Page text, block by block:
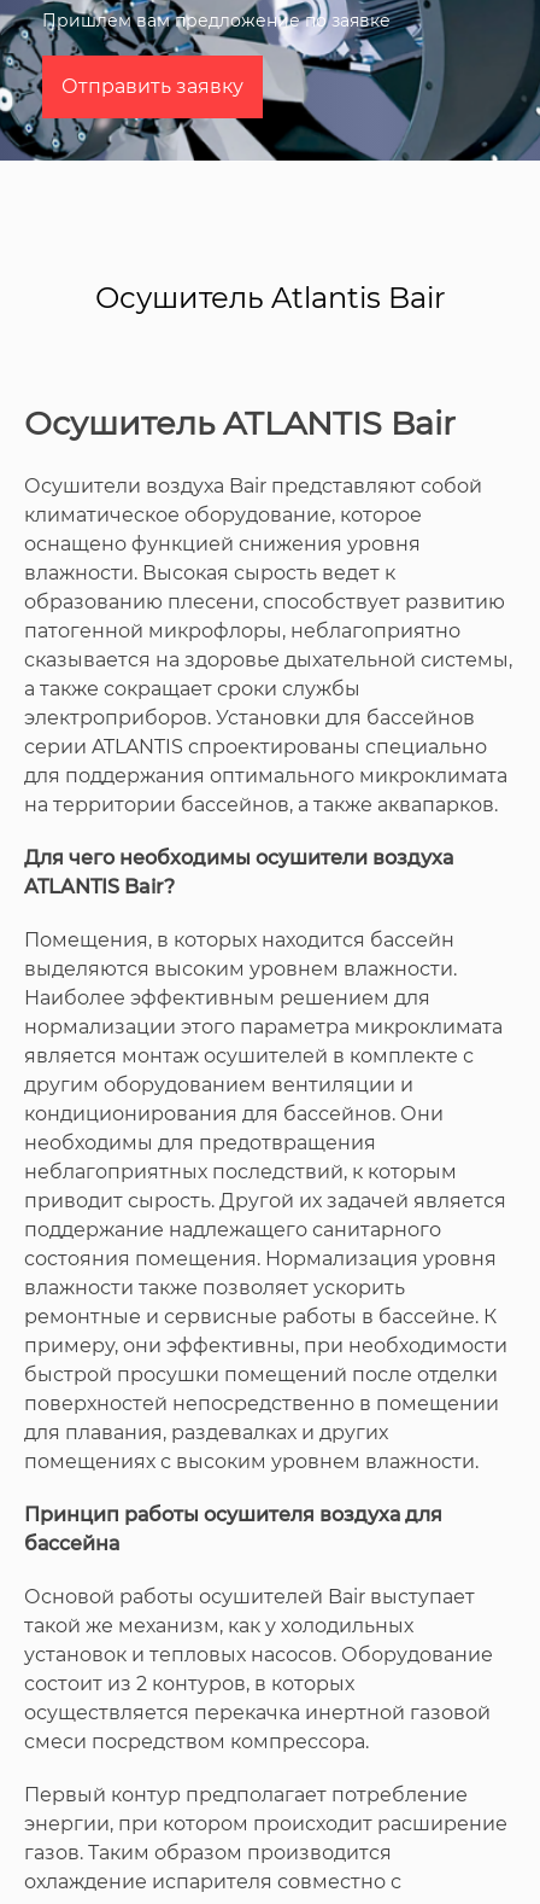
Пришлем вам предложение по заявке
Отправить заявку
Осушитель Atlantis Bair
Осушитель ATLANTIS Bair
Осушители воздуха Bair представляют собой
климатическое оборудование, которое
оснащено функцией снижения уровня
влажности. Высокая сырость ведет к
образованию плесени, способствует развитию
патогенной микрофлоры, неблагоприятно
сказывается на здоровье дыхательной системы,
а также сокращает сроки службы
электроприборов. Установки для бассейнов
серии ATLANTIS спроектированы специально
для поддержания оптимального микроклимата
на территории бассейнов, а также аквапарков.
Для чего необходимы осушители воздуха
ATLANTIS Bair?
Помещения, в которых находится бассейн
выделяются высоким уровнем влажности.
Наиболее эффективным решением для
нормализации этого параметра микроклимата
является монтаж осушителей в комплекте с
другим оборудованием вентиляции и
кондиционирования для бассейнов. Они
необходимы для предотвращения
неблагоприятных последствий, к которым
приводит сырость. Другой их задачей является
поддержание надлежащего санитарного
состояния помещения. Нормализация уровня
влажности также позволяет ускорить
ремонтные и сервисные работы в бассейне. К
примеру, они эффективны, при необходимости
быстрой просушки помещений после отделки
поверхностей непосредственно в помещении
для плавания, раздевалках и других
помещениях с высоким уровнем влажности.
Принцип работы осушителя воздуха для
бассейна
Основой работы осушителей Bair выступает
такой же механизм, как у холодильных
установок и тепловых насосов. Оборудование
состоит из 2 контуров, в которых
осуществляется перекачка инертной газовой
смеси посредством компрессора.
Первый контур предполагает потребление
энергии, при котором происходит расширение
газов. Таким образом производится
охлаждение испарителя совместно с